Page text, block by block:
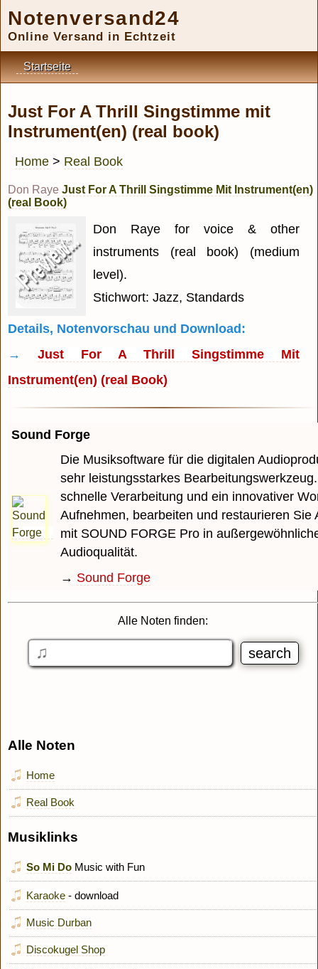
Notenversand24
Online Versand in Echtzeit
Startseite
Just For A Thrill Singstimme mit
Instrument(en) (real book)
Home > Real Book
Don Raye Just For A Thrill Singstimme Mit Instrument(en)
(real Book)
Don Raye for voice & other
instruments (real book) (medium
level).
Stichwort: Jazz, Standards
Details, Notenvorschau und Download:
→ Just For A Thrill Singstimme Mit
Instrument(en) (real Book)
Sound Forge
Die Musiksoftware für die digitalen
sehr leistungsstarkes
schnelle Verarbeitung und ein innovativer
Aufnehmen, bearbeiten und restaurieren Sie
mit SOUND FORGE Pro in
Audioqualität.
→ Sound Forge
Alle Noten finden:
Alle Noten
Home
Real Book
Musiklinks
So Mi Do Music with Fun
Karaoke - download
Music Durban
Discokugel Shop